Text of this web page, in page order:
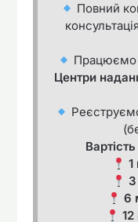
Повний
Працюємо
Центри
1
3
6
12